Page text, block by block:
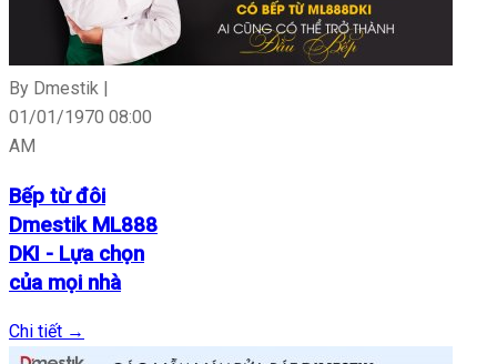
By Dmestik |
01/01/1970 08:00
AM
Bếp từ đôi
Dmestik ML888
DKI - Lựa chọn
của mọi nhà
Chi tiết →